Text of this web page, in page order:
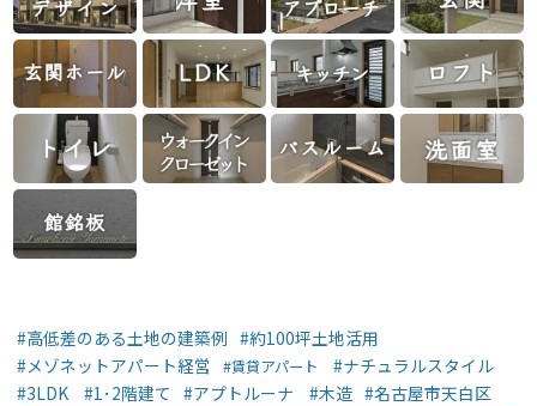
高低差のある土地の建築例
約100坪土地活用
メゾネットアパート経営
賃貸アパート
ナチュラルスタイル
3LDK
1･2階建て アプトルーナ 木造 名古屋市天白区